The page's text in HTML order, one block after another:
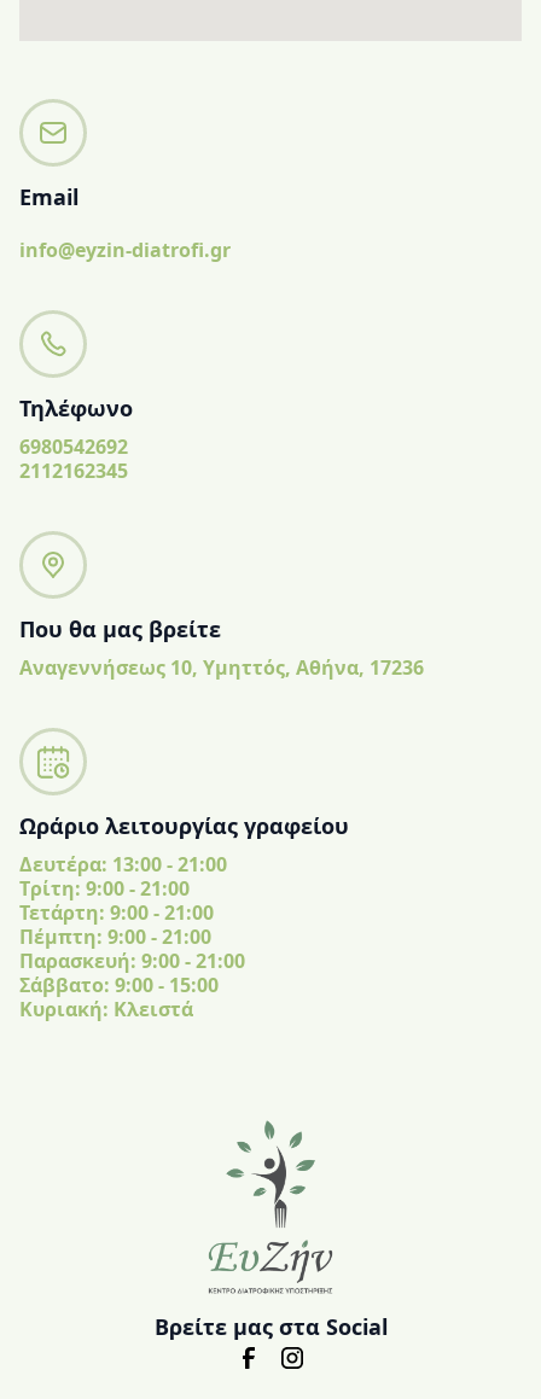
Email
info@eyzin-diatrofi.gr
Τηλέφωνο
6980542692
2112162345
Που θα μας βρείτε
Αναγεννήσεως 10, Υμηττός, Αθήνα, 17236
Ωράριο λειτουργίας γραφείου
Δευτέρα: 13:00 - 21:00
Tρίτη: 9:00 - 21:00
Τετάρτη: 9:00 - 21:00
Πέμπτη: 9:00 - 21:00
Παρασκευή: 9:00 - 21:00
Σάββατο: 9:00 - 15:00
Κυριακή: Κλειστά
Βρείτε μας στα Social